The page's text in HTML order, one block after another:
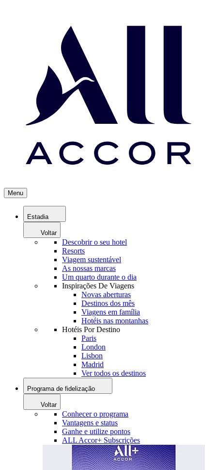
Menu
Estadia
Voltar
Descobrir o seu hotel
Resorts
Viagem sustentável
As nossas marcas
Um quarto durante o dia
Inspirações De Viagens
Novas aberturas
Destinos dos mês
Viagens em família
Hotéis nas montanhas
Hotéis Por Destino
Paris
London
Lisbon
Madrid
Ver todos os destinos
Programa de fidelização
Voltar
Conhecer o programa
Vantagens e status
Ganhe e utilize pontos
ALL Accor+ Subscrições